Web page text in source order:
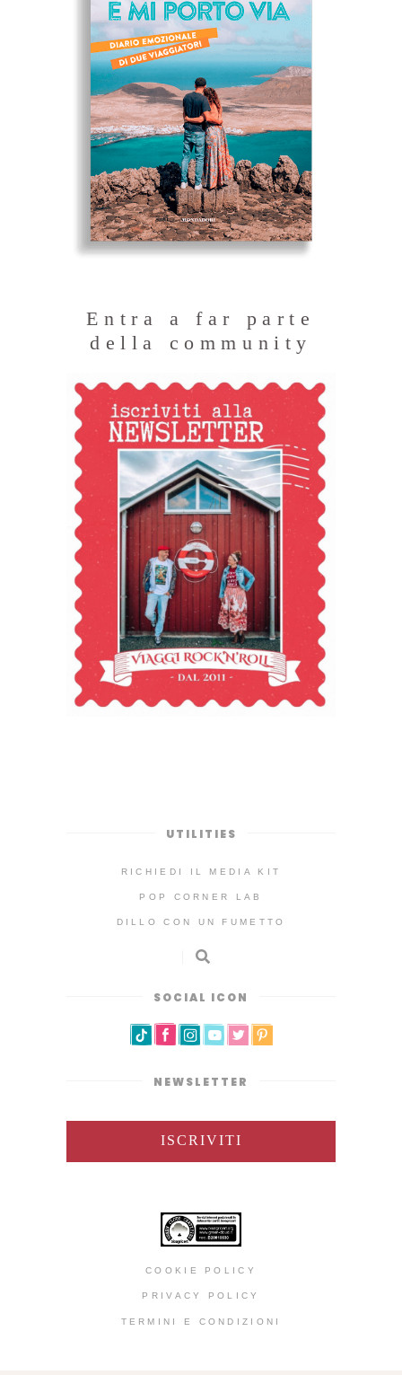
Entra a far parte
della community
UTILITIES
RICHIEDI IL MEDIA KIT
POP CORNER LAB
DILLO CON UN FUMETTO
SOCIAL ICON
NEWSLETTER
ISCRIVITI
COOKIE POLICY
PRIVACY POLICY
TERMINI E CONDIZIONI